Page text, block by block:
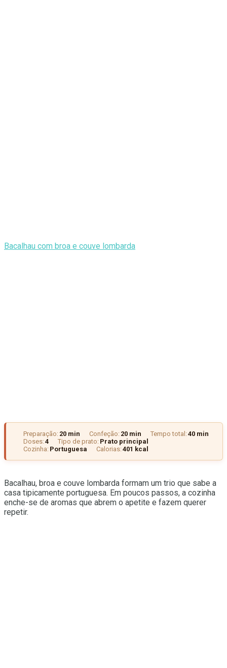
Bacalhau com broa e couve lombarda
Preparação: 20 min Confeção: 20 min Tempo total:40 min
Doses:4 Tipo de prato: Prato principal
Cozinha: Portuguesa Calorias:401 kcal
Bacalhau, broa e couve lombarda formam um trio que sabe a
casa tipicamente portuguesa. Em poucos passos, a cozinha
enche-se de aromas que abrem o apetite e fazem querer
repetir.